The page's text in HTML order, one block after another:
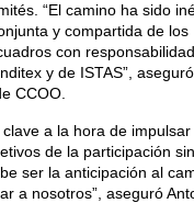
“El camino ha sido
y compartida de los
con
y de ISTAS”,
CCOO.
a la hora de impulsar
de la participación
ser la anticipación al
a nosotros”, aseguró